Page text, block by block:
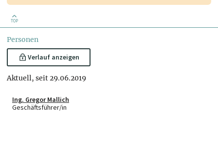
TOP
Personen
Verlauf anzeigen
Aktuell, seit 29.06.2019
Ing. Gregor Mallich
Geschäftsführer/in